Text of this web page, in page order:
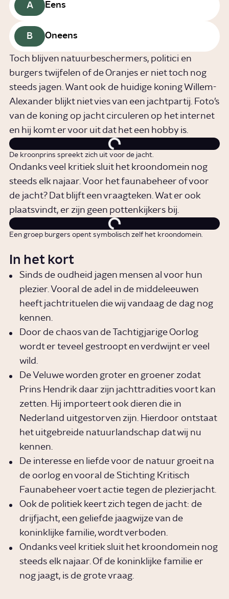
A Eens
B Oneens
Toch blijven natuurbeschermers, politici en
burgers twijfelen of de Oranjes er niet toch nog
steeds jagen. Want ook de huidige koning Willem-
Alexander blijkt niet vies van een jachtpartij. Foto’s
van de koning op jacht circuleren op het internet
en hij komt er voor uit dat het een hobby is.
De kroonprins spreekt zich uit voor de jacht.
Ondanks veel kritiek sluit het kroondomein nog
steeds elk najaar. Voor het faunabeheer of voor
de jacht? Dat blijft een vraagteken. Wat er ook
plaatsvindt, er zijn geen pottenkijkers bij.
Een groep burgers opent symbolisch zelf het kroondomein.
In het kort
Sinds de oudheid jagen mensen al voor hun
plezier. Vooral de adel in de middeleeuwen
heeft jachtrituelen die wij vandaag de dag nog
kennen.
Door de chaos van de Tachtigjarige Oorlog
wordt er teveel gestroopt en verdwijnt er veel
wild.
De Veluwe worden groter en groener zodat
Prins Hendrik daar zijn jachttradities voort kan
zetten. Hij importeert ook dieren die in
Nederland uitgestorven zijn. Hierdoor ontstaat
het uitgebreide natuurlandschap dat wij nu
kennen.
De interesse en liefde voor de natuur groeit na
de oorlog en vooral de Stichting Kritisch
Faunabeheer voert actie tegen de plezierjacht.
Ook de politiek keert zich tegen de jacht: de
drijfjacht, een geliefde jaagwijze van de
koninklijke familie, wordt verboden.
Ondanks veel kritiek sluit het kroondomein nog
steeds elk najaar. Of de koninklijke familie er
nog jaagt, is de grote vraag.